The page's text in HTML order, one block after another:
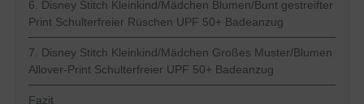
6. Disney Stitch Kleinkind/Mädchen Blumen/Bunt gestreifter
Print Schulterfreier Rüschen UPF 50+ Badeanzug
7. Disney Stitch Kleinkind/Mädchen Großes Muster/Blumen
Allover-Print Schulterfreier UPF 50+ Badeanzug
Fazit